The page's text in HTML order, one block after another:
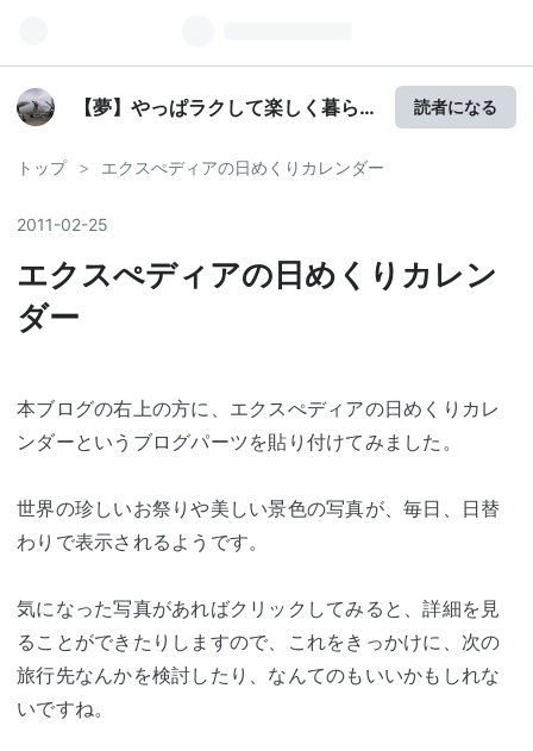
【夢】やっぱラクして楽しく暮ら
読者になる
トップ > エクスぺディアの日めくりカレンダー
2011-02-25
エクスぺディアの日めくりカレン
ダー
本ブログの右上の方に、エクスぺディアの日めくりカレ
ンダーというブログパーツを貼り付けてみました。
世界の珍しいお祭りや美しい景色の写真が、毎日、日替
わりで表示されるようです。
気になった写真があればクリックしてみると、詳細を見
ることができたりしますので、これをきっかけに、次の
旅行先なんかを検討したり、なんてのもいいかもしれな
いですね。